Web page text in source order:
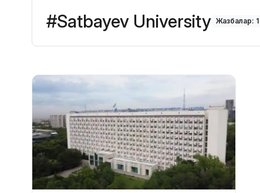
#Satbayev University Жазбалар: 1